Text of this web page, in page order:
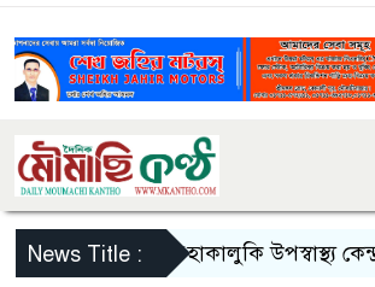
News Title :
অরক্ষিত ‘হাকালুকি উপস্বাস্থ্য